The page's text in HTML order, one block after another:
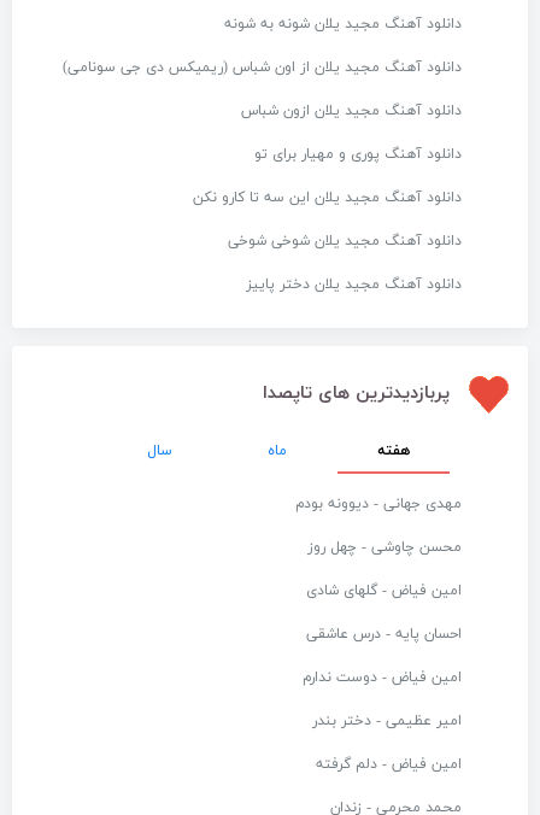
دانلود آهنگ مجید یلان شونه به شونه
دانلود آهنگ مجید یلان از اون شباس (ریمیکس دی جی سونامی)
دانلود آهنگ مجید یلان ازون شباس
دانلود آهنگ پوری و مهیار برای تو
دانلود آهنگ مجید یلان این سه تا کارو نکن
دانلود آهنگ مجید یلان شوخی شوخی
دانلود آهنگ مجید یلان دختر پاییز
پربازدیدترین های تاپصدا
هفته ماه سال
مهدی جهانی - دیوونه بودم
محسن چاوشی - چهل روز
امین فیاض - گلهای شادی
احسان پایه - درس عاشقی
امین فیاض - دوست ندارم
امیر عظیمی - دختر بندر
امین فیاض - دلم گرفته
محمد محرمی - زندان